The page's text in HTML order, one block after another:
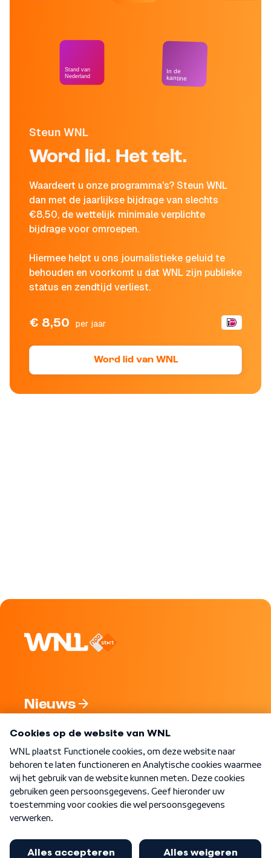
Steun WNL
Word lid. Het telt.
Waardeert u onze programma's? Steun WNL
dan met de jaarlijkse bijdrage van slechts
€8,50, de wettelijk minimale verplichte
bijdrage voor omroepen.
Hiermee helpt u ons journalistieke geluid te
behouden en voorkomt u dat WNL zijn publieke
status en zendtijd verliest.
€ 8,50 per jaar
Word lid van WNL
Stand van
Nederland
In de
kantine
Nieuws
Nieuwsbrief
Word Lid